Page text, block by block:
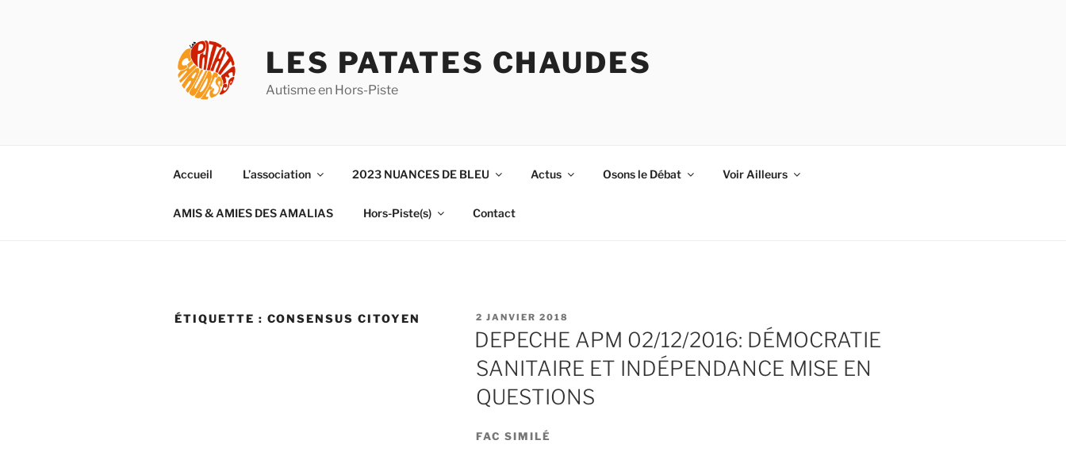
LES PATATES CHAUDES
Autisme en Hors-Piste
Accueil L’association 2023 NUANCES DE BLEU Actus Osons le Débat Voir Ailleurs
AMIS & AMIES DES AMALIAS Hors-Piste(s) Contact
ÉTIQUETTE : CONSENSUS CITOYEN
PUBLIÉ
LE
2 JANVIER 2018
DEPECHE APM 02/12/2016: DÉMOCRATIE
SANITAIRE ET INDÉPENDANCE MISE EN
QUESTIONS
FAC SIMILÉ